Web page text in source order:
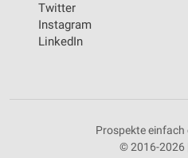
Twitter
Instagram
LinkedIn
Prospekte
© 2016-2026